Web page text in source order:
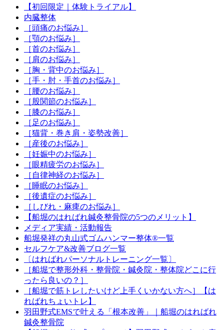
【初回限定｜体験トライアル】
内臓整体
［頭痛のお悩み］
［顎のお悩み］
［首のお悩み］
［肩のお悩み］
［胸・背中のお悩み］
［手・肘・手首のお悩み］
［腰のお悩み］
［股関節のお悩み］
［膝のお悩み］
［足のお悩み］
［猫背・巻き肩・姿勢改善］
［産後のお悩み］
［妊娠中のお悩み］
［眼精疲労のお悩み］
［自律神経のお悩み］
［睡眠のお悩み］
［後遺症のお悩み］
［しびれ・麻痺のお悩み］
【船堀のはればれ鍼灸整骨院の5つのメリット】
メディア実績・活動報告
船堀発祥の丸山式ゴムハンマー整体®︎一覧
セルフケア&改善ブログ一覧
〔はればれパーソナルトレーニング一覧〕
［船堀で整形外科・整骨院・鍼灸院・整体院どこに行
ったら良いの？］
［船堀で筋トレしたいけど上手くいかない方へ］【は
ればれちょいトレ】
羽田野式EMSで叶える「根本改善」｜船堀のはればれ
鍼灸整骨院